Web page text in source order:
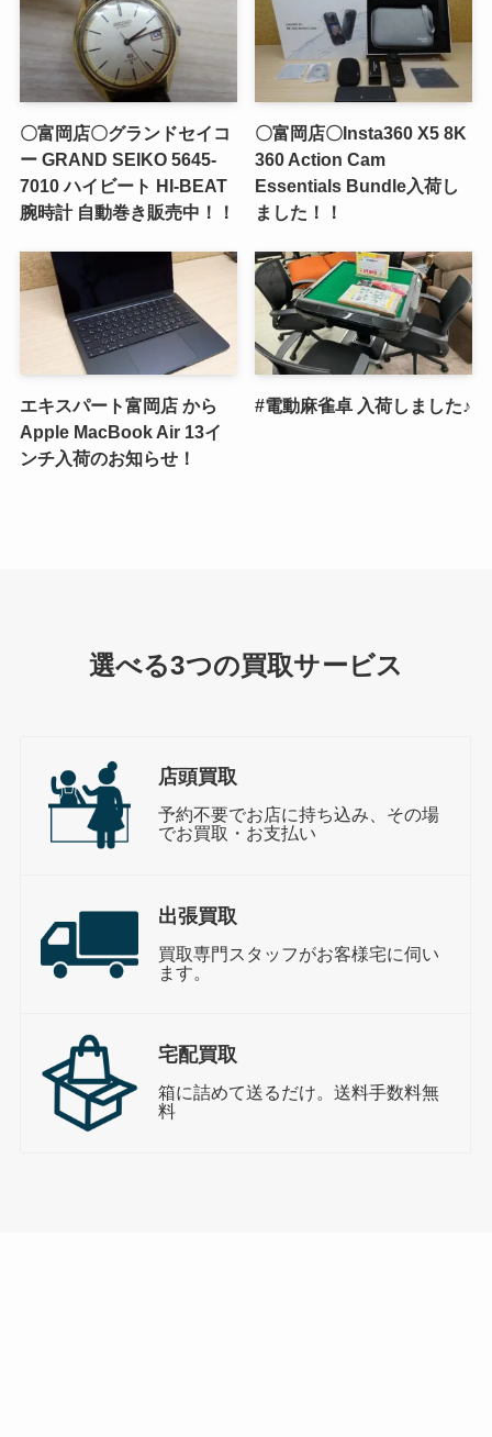
〇富岡店〇グランドセイコ
ー GRAND SEIKO 5645-
7010 ハイビート HI-BEAT
腕時計 自動巻き販売中！！
〇富岡店〇Insta360 X5 8K
360 Action Cam
Essentials Bundle入荷し
ました！！
エキスパート富岡店 から
Apple MacBook Air 13イ
ンチ入荷のお知らせ！
#電動麻雀卓 入荷しました♪
選べる3つの買取サービス
店頭買取
予約不要でお店に持ち込み、その場
でお買取・お支払い
出張買取
買取専門スタッフがお客様宅に伺い
ます。
宅配買取
箱に詰めて送るだけ。送料手数料無
料